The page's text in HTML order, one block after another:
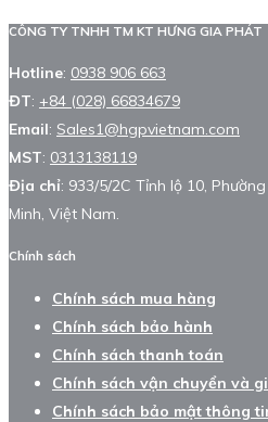
CÔNG TY TNHH TM KT HƯNG GIA PHÁT
Hotline: 0938 906 663
ĐT: +84 (028) 66834679
Email: Sales1@hgpvietnam.com
MST: 0313138119
Địa chỉ: 933/5/2C Tỉnh lộ 10,
Minh, Việt Nam.
Chính sách
Chính sách mua hàng
Chính sách bảo hành
Chính sách thanh toán
Chính sách vận chuyển và
Chính sách bảo mật thông